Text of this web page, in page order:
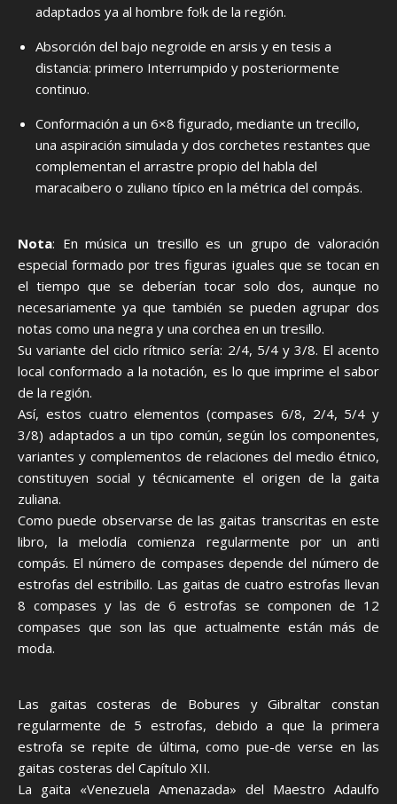
adaptados ya al hombre fo!k de la región.
Absorción del bajo negroide en arsis y en tesis a
distancia: primero Interrumpido y posteriormente
continuo.
Conformación a un 6×8 figurado, mediante un trecillo,
una aspiración simulada y dos corchetes restantes que
complementan el arrastre propio del habla del
maracaibero o zuliano típico en la métrica del compás.
Nota: En música un tresillo es un grupo de valoración
especial formado por tres figuras iguales que se tocan en
el tiempo que se deberían tocar solo dos, aunque no
necesariamente ya que también se pueden agrupar dos
notas como una negra y una corchea en un tresillo.
Su variante del ciclo rítmico sería: 2/4, 5/4 y 3/8. El acento
local conformado a la notación, es lo que imprime el sabor
de la región.
Así, estos cuatro elementos (compases 6/8, 2/4, 5/4 y
3/8) adaptados a un tipo común, según los componentes,
variantes y complementos de relaciones del medio étnico,
constituyen social y técnicamente el origen de la gaita
zuliana.
Como puede observarse de las gaitas transcritas en este
libro, la melodía comienza regularmente por un anti
compás. El número de compases depende del número de
estrofas del estribillo. Las gaitas de cuatro estrofas llevan
8 compases y las de 6 estrofas se componen de 12
compases que son las que actualmente están más de
moda.
Las gaitas costeras de Bobures y Gibraltar constan
regularmente de 5 estrofas, debido a que la primera
estrofa se repite de última, como pue-de verse en las
gaitas costeras del Capítulo XII.
La gaita «Venezuela Amenazada» del Maestro Adaulfo